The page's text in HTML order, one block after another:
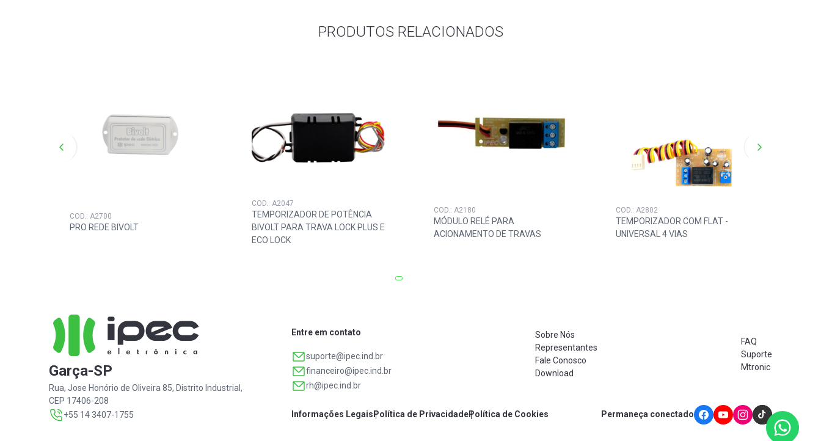
PRODUTOS RELACIONADOS
COD.: A2700
PRO REDE BIVOLT
COD.: A2047
TEMPORIZADOR DE POTÊNCIA
BIVOLT PARA TRAVA LOCK PLUS E
ECO LOCK
COD.: A2180
MÓDULO RELÉ PARA
ACIONAMENTO DE TRAVAS
COD.: A2802
TEMPORIZADOR COM FLAT -
UNIVERSAL 4 VIAS
Garça-SP
Rua, Jose Honório de Oliveira 85, Distrito Industrial,
CEP 17406-208
+55 14 3407-1755
Entre em contato
suporte@ipec.ind.br
financeiro@ipec.ind.br
rh@ipec.ind.br
Sobre Nós
Representantes
Fale Conosco
Download
FAQ
Suporte
Mtronic
Informações Legais Política de PrivacidadePolítica de Cookies Permaneça conectado